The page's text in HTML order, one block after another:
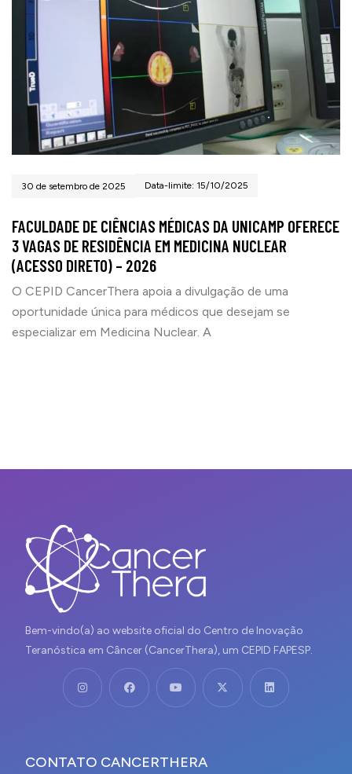
30 de setembro de 2025 Data-limite: 15/10/2025
FACULDADE DE CIÊNCIAS MÉDICAS DA UNICAMP OFERECE
3 VAGAS DE RESIDÊNCIA EM MEDICINA NUCLEAR
(ACESSO DIRETO) – 2026
O CEPID CancerThera apoia a divulgação de uma
oportunidade única para médicos que desejam se
especializar em Medicina Nuclear. A
Bem-vindo(a) ao website oficial do Centro de Inovação
Teranóstica em Câncer (CancerThera), um CEPID FAPESP.
CONTATO CANCERTHERA